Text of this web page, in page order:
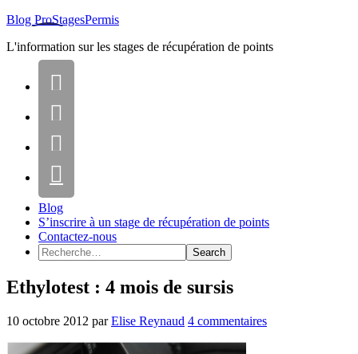
Blog ProStagesPermis
L'information sur les stages de récupération de points




Blog
S’inscrire à un stage de récupération de points
Contactez-nous
Ethylotest : 4 mois de sursis
10 octobre 2012 parElise Reynaud 4 commentaires